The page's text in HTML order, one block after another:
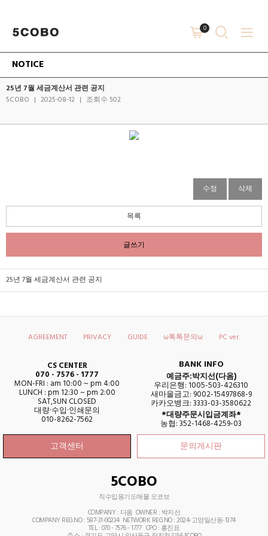
0
NOTICE
25년 7월 세금계산서 관련 공지
5COBO | 2025-08-12 | 조회수 502
수정 삭제
목록
글쓰기
25년 7월 세금계산서 관련 공지
AGREEMENT PRIVACY GUIDE ω톡톡문의ω PC ver.
CS CENTER
070 - 7576 - 1777
MON-FRI : am 10:00 ~ pm 4:00
LUNCH : pm 12:30 ~ pm 2:00
SAT,SUN CLOSED
대량·수입·인쇄문의
010-8262-7562
고객센터
BANK INFO
예금주:박지선(다옴)
우리은행: 1005-503-426310
새마을금고: 9002-15497868-9
카카오뱅크: 3333-03-3580622
*대량주문시입금계좌*
농협: 352-1468-4259-03
문의게시판
5COBO
직수입용기도매몰 오코보
COMPANY : 다옴 OWNER : 박지선
COMPANY REG.NO : 587-31-00234 NETWORK REG.NO : 2024-고양일산동-1374
TEL : 070 - 7576 - 1777 CPO : 홍진표